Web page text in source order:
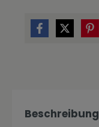
Beschreibung